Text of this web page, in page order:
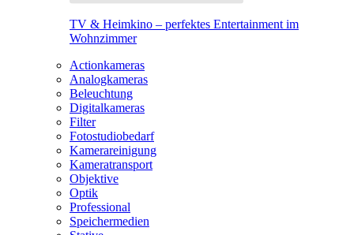
TV & Heimkino – perfektes Entertainment im
Wohnzimmer
Actionkameras
Analogkameras
Beleuchtung
Digitalkameras
Filter
Fotostudiobedarf
Kamerareinigung
Kameratransport
Objektive
Optik
Professional
Speichermedien